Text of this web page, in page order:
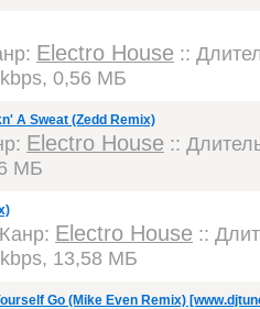
Electro House ::
0,56 МБ
A Sweat (Zedd Remix)
Electro House ::
МБ
Electro House ::
13,58 МБ
Go (Mike Even Remix)